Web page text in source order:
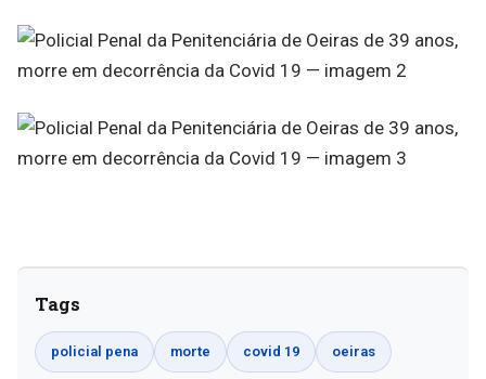
Tags
policial pena morte covid 19 oeiras